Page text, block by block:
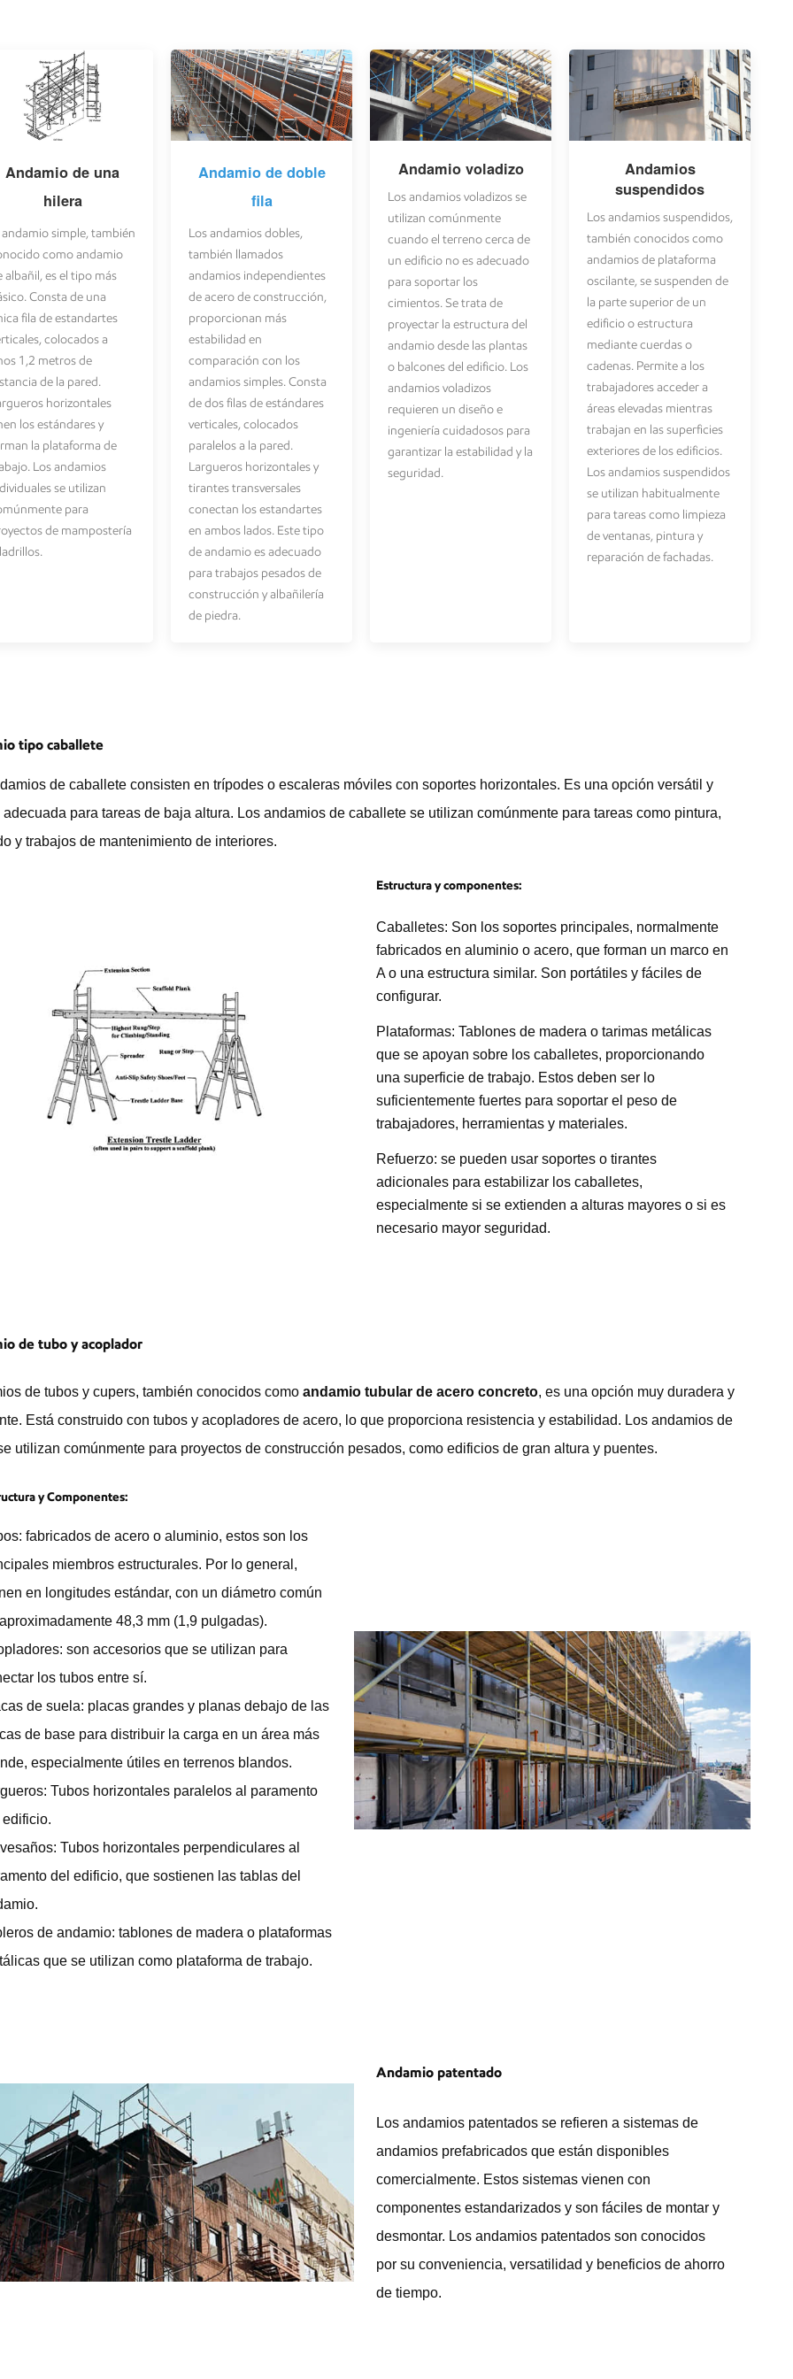
Andamio de una
hilera
andamio simple, también
como andamio
albañil, es el tipo más
Consta de una
fila de estandartes
colocados a
1,2 metros de
de la pared.
horizontales
los estándares y
la plataforma de
Los andamios
se utilizan
para
de mampostería
Andamio de doble
fila
Los andamios dobles,
también llamados
andamios independientes
de acero de construcción,
proporcionan más
estabilidad en
comparación con los
andamios simples. Consta
de dos filas de estándares
verticales, colocados
paralelos a la pared.
Largueros horizontales y
tirantes transversales
conectan los estandartes
en ambos lados. Este tipo
de andamio es adecuado
para trabajos pesados de
construcción y albañilería
de piedra.
Andamio voladizo
Los andamios voladizos se
utilizan comúnmente
cuando el terreno cerca de
un edificio no es adecuado
para soportar los
cimientos. Se trata de
proyectar la estructura del
andamio desde las plantas
o balcones del edificio. Los
andamios voladizos
requieren un diseño e
ingeniería cuidadosos para
garantizar la estabilidad y la
seguridad.
Andamios
suspendidos
Los andamios suspendidos,
también conocidos como
andamios de plataforma
oscilante, se suspenden de
la parte superior de un
edificio o estructura
mediante cuerdas o
cadenas. Permite a los
trabajadores acceder a
áreas elevadas mientras
trabajan en las superficies
exteriores de los edificios.
Los andamios suspendidos
se utilizan habitualmente
para tareas como limpieza
de ventanas, pintura y
reparación de fachadas.
tipo caballete
de caballete consisten en trípodes o escaleras móviles con soportes horizontales. Es una opción versátil y
adecuada para tareas de baja altura. Los andamios de caballete se utilizan comúnmente para tareas como pintura,
y trabajos de mantenimiento de interiores.
Estructura y componentes:
Caballetes: Son los soportes principales, normalmente
fabricados en aluminio o acero, que forman un marco en
A o una estructura similar. Son portátiles y fáciles de
configurar.
Plataformas: Tablones de madera o tarimas metálicas
que se apoyan sobre los caballetes, proporcionando
una superficie de trabajo. Estos deben ser lo
suficientemente fuertes para soportar el peso de
trabajadores, herramientas y materiales.
Refuerzo: se pueden usar soportes o tirantes
adicionales para estabilizar los caballetes,
especialmente si se extienden a alturas mayores o si es
necesario mayor seguridad.
de tubo y acoplador
de tubos y cupers, también conocidos como andamio tubular de acero concreto, es una opción muy duradera y
Está construido con tubos y acopladores de acero, lo que proporciona resistencia y estabilidad. Los andamios de
utilizan comúnmente para proyectos de construcción pesados, como edificios de gran altura y puentes.
y Componentes:
fabricados de acero o aluminio, estos son los
miembros estructurales. Por lo general,
en longitudes estándar, con un diámetro común
48,3 mm (1,9 pulgadas).
son accesorios que se utilizan para
los tubos entre sí.
de suela: placas grandes y planas debajo de las
de base para distribuir la carga en un área más
especialmente útiles en terrenos blandos.
Tubos horizontales paralelos al paramento
Tubos horizontales perpendiculares al
del edificio, que sostienen las tablas del
de andamio: tablones de madera o plataformas
que se utilizan como plataforma de trabajo.
Andamio patentado
Los andamios patentados se refieren a sistemas de
andamios prefabricados que están disponibles
comercialmente. Estos sistemas vienen con
componentes estandarizados y son fáciles de montar y
desmontar. Los andamios patentados son conocidos
por su conveniencia, versatilidad y beneficios de ahorro
de tiempo.